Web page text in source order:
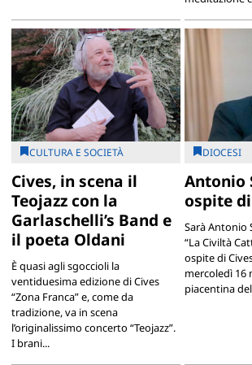
CULTURA E SOCIETÀ
Cives, in scena il
Teojazz con la
Garlaschelli’s Band e
il poeta Oldani
È quasi agli sgoccioli la
ventiduesima edizione di Cives
“Zona Franca” e, come da
tradizione, va in scena
l’originalissimo concerto “Teojazz”.
I brani...
DIOCESI
Antonio
ospite
Sarà Antonio
“La Civiltà
ospite di
mercoledì 16
piacentina